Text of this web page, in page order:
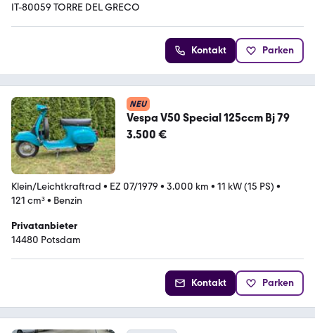
IT-80059 TORRE DEL GRECO
Kontakt Parken
NEU
Vespa V50 Special 125ccm Bj 79
3.500 €
Klein/Leichtkraftrad • EZ 07/1979 • 3.000 km • 11 kW (15 PS) •
121 cm³• Benzin
Privatanbieter
14480 Potsdam
Kontakt Parken